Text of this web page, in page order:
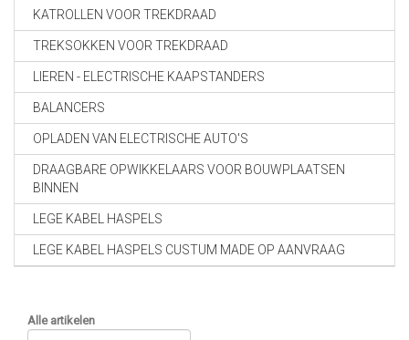
KATROLLEN VOOR TREKDRAAD
TREKSOKKEN VOOR TREKDRAAD
LIEREN - ELECTRISCHE KAAPSTANDERS
BALANCERS
OPLADEN VAN ELECTRISCHE AUTO'S
DRAAGBARE OPWIKKELAARS VOOR BOUWPLAATSEN
BINNEN
LEGE KABEL HASPELS
LEGE KABEL HASPELS CUSTUM MADE OP AANVRAAG
Alle artikelen